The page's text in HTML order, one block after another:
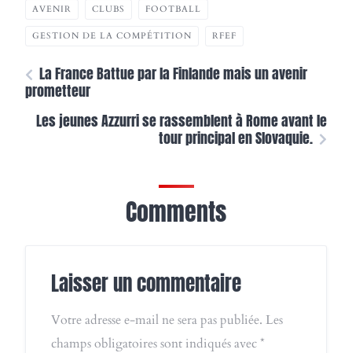
AVENIR CLUBS FOOTBALL
GESTION DE LA COMPÉTITION RFEF
La France Battue par la Finlande mais un avenir
prometteur
Les jeunes Azzurri se rassemblent à Rome avant le
tour principal en Slovaquie.
Comments
Laisser un commentaire
Votre adresse e-mail ne sera pas publiée. Les
champs obligatoires sont indiqués avec*